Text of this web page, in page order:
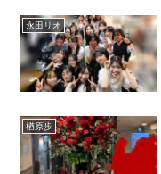
永田リオ
楢原歩